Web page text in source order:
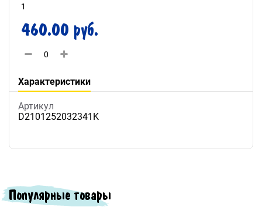
1
460.00 руб.
Характеристики
Артикул
D2101252032341K
Популярные товары